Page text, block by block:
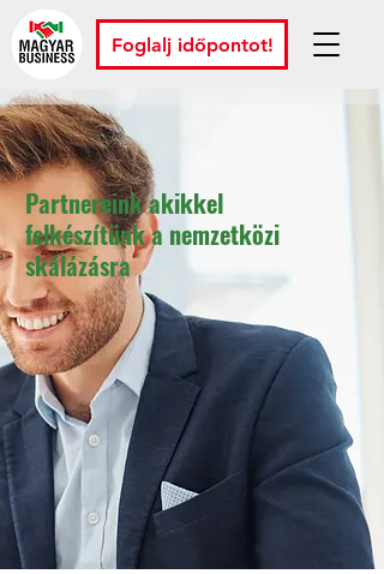
Foglalj időpontot!
Partnereink akikkel
felkészítünk a nemzetközi
skálázásra